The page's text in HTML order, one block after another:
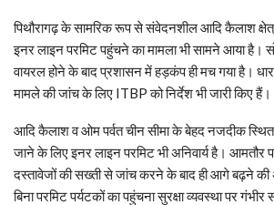
पिथौरागढ़ के सामरिक रूप से संवेदनशील आदि कैलाश
इनर लाइन परमिट पहुंचने का मामला भी सामने आया है।
वायरल होने के बाद प्रशासन में हड़कंप ही मच गया है।
मामले की जांच के लिए ITBP को निर्देश भी जारी किए हैं।
आदि कैलाश व ओम पर्वत चीन सीमा के बेहद नजदीक
जाने के लिए इनर लाइन परमिट भी अनिवार्य है। आमतौर
दस्तावेजों की सख्ती से जांच करने के बाद ही आगे बढ़ने की
बिना परमिट पर्यटकों का पहुंचना सुरक्षा व्यवस्था पर